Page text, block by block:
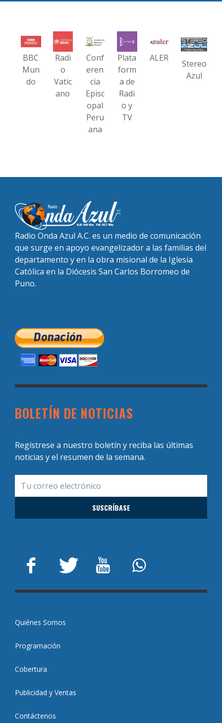
BBC
Mun
do
Radi
o
Vatic
ano
Conf
eren
cia
Episc
opal
Peru
ana
Plata
form
a de
Radi
o y
TV
ALER
Stereo
Azul
Radio Onda Azul A.C. es un medio de comunicación
que surge en apoyo evangelizador a las familias del
departamento y en la obra misional de la Iglesia
Católica en la Diócesis San Carlos Borromeo de
Puno.
BOLETÍN DE NOTICIAS
Regístrese a nuestro boletín y reciba las últimas
noticias y el resumen de la semana.
Quiénes Somos
Programación
Cobertura
Publicidad y Ventas
Contáctenos